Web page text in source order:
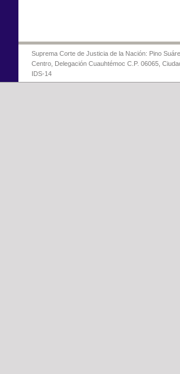
Suprema Corte de Justicia de la Nación: Pino
Centro, Delegación Cuauhtémoc C.P. 06065,
IDS-14